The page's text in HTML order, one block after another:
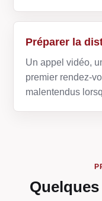
Préparer la
Un appel vidéo,
premier rendez-
malentendus